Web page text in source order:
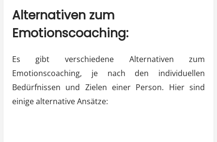
Alternativen zum
Emotionscoaching:
Es gibt verschiedene Alternativen zum
Emotionscoaching, je nach den individuellen
Bedürfnissen und Zielen einer Person. Hier sind
einige alternative Ansätze: